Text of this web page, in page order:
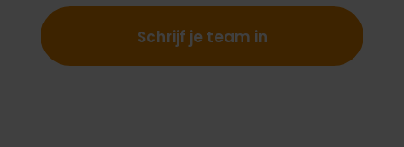
Schrijf je team in